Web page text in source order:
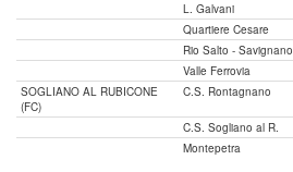
L. Galvani
Quartiere Cesare
Rio Salto - Savignano
Valle Ferrovia
SOGLIANO AL RUBICONE
(FC)
C.S. Rontagnano
C.S. Sogliano al R.
Montepetra